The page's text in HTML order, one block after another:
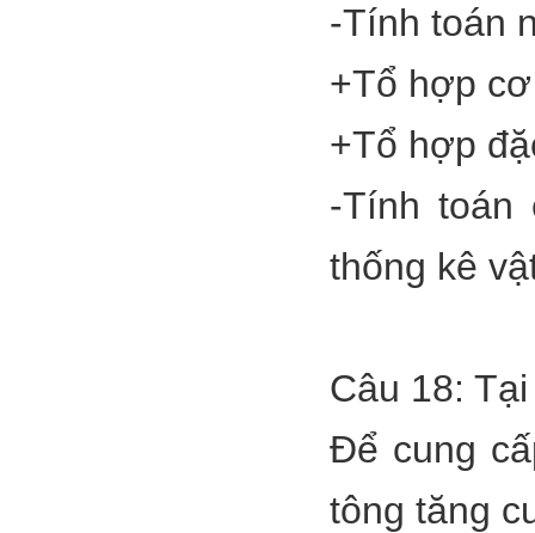
-Tính toán
+Tổ hợp
+Tổ hợp
-Tính toán
thống kê
Câu 18:
Để cung
tông tăng